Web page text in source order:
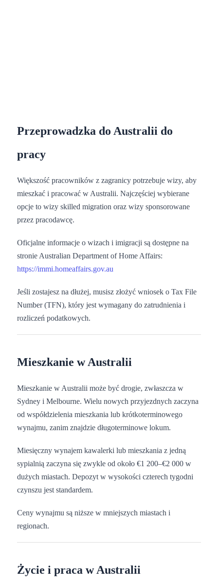
Przeprowadzka do Australii do
pracy
Większość pracowników z zagranicy potrzebuje wizy, aby
mieszkać i pracować w Australii. Najczęściej wybierane
opcje to wizy skilled migration oraz wizy sponsorowane
przez pracodawcę.
Oficjalne informacje o wizach i imigracji są dostępne na
stronie Australian Department of Home Affairs:
https://immi.homeaffairs.gov.au
Jeśli zostajesz na dłużej, musisz złożyć wniosek o Tax File
Number (TFN), który jest wymagany do zatrudnienia i
rozliczeń podatkowych.
Mieszkanie w Australii
Mieszkanie w Australii może być drogie, zwłaszcza w
Sydney i Melbourne. Wielu nowych przyjezdnych zaczyna
od współdzielenia mieszkania lub krótkoterminowego
wynajmu, zanim znajdzie długoterminowe lokum.
Miesięczny wynajem kawalerki lub mieszkania z jedną
sypialnią zaczyna się zwykle od około €1 200–€2 000 w
dużych miastach. Depozyt w wysokości czterech tygodni
czynszu jest standardem.
Ceny wynajmu są niższe w mniejszych miastach i
regionach.
Życie i praca w Australii